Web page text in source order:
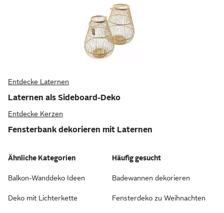
Entdecke Laternen
Laternen als Sideboard-Deko
Entdecke Kerzen
Fensterbank dekorieren mit Laternen
Ähnliche Kategorien
Balkon-Wanddeko Ideen
Deko mit Lichterkette
Häufig gesucht
Badewannen dekorieren
Fensterdeko zu Weihnachten